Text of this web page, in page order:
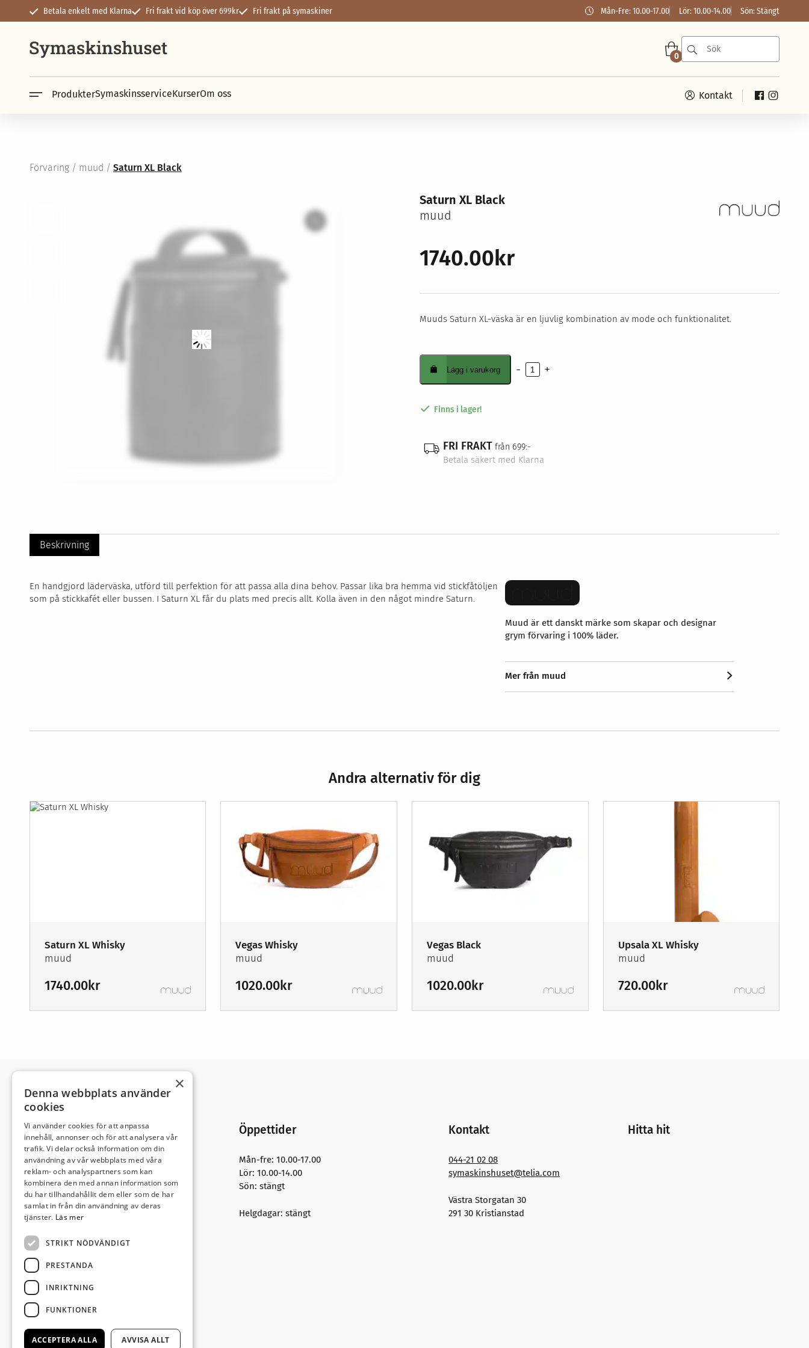
Betala enkelt med Klarna Fri frakt vid köp över 699kr Fri frakt på symaskiner Mån-Fre: 10.00-17.00 Lör: 10.00-14.00 Sön: Stängt
0
ProdukterSymaskinsserviceKurserOm oss
Symaskiner
Overlock & coverlock
Kontakt
Förvaring/ muud / Saturn XL Black
Saturn XL Black
muud
1740.00kr
Muuds Saturn XL-väska är en ljuvlig kombination av mode och funktionalitet.
Lägg i varukorg -
Saturn
XL
+
Finns i lager!
FRI FRAKT från 699:-
Betala säkert med Klarna
Beskrivning
En handgjord läderväska, utförd till perfektion för att passa alla dina behov. Passar lika bra hemma vid stickfåtöljen
som på stickkafét eller bussen. I Saturn XL får du plats med precis allt. Kolla även in den något mindre Saturn.
Muud är ett danskt märke som skapar och designar
grym förvaring i 100% läder.
Mer från muud
Andra alternativ för dig
Saturn XL Whisky
muud
1740.00kr
Vegas Whisky
muud
1020.00kr
Vegas Black
muud
1020.00kr
Upsala XL Whisky
muud
720.00kr
Vi har symaskiner från många kända
märken och i flertal modeller för att
du ska finna det som är speciellt just
för dig och dina behov. Det finns
symaskiner för nybörjare och till dig
även allt du kan tänkas behöva till
ditt handarbete.
Betalningsvillkor
Öppettider
Mån-fre: 10.00-17.00
Lör: 10.00-14.00
Sön: stängt
Helgdagar: stängt
Kontakt
044-21 02 08
symaskinshuset@telia.com
Västra Storgatan 30
291 30 Kristianstad
Hitta hit
×
Denna webbplats använder
cookies
Vi använder cookies för att anpassa
innehåll, annonser och för att analysera vår
trafik. Vi delar också information om din
användning av vår webbplats med våra
reklam- och analyspartners som kan
kombinera den med annan information som
du har tillhandahållit dem eller som de har
samlat in från din användning av deras
tjänster. Läs mer
STRIKT NÖDVÄNDIGT
PRESTANDA
INRIKTNING
FUNKTIONER
ACCEPTERA ALLA AVVISA ALLT